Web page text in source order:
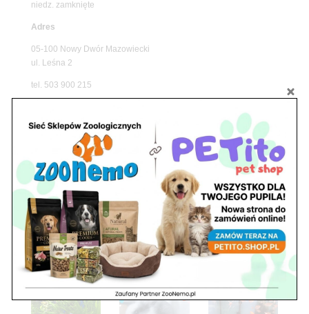
niedz. zamknięte
Adres
05-100 Nowy Dwór Mazowiecki
ul. Leśna 2
tel. 503 900 215
pon. – piąt. 10.00 – 19.00
sob. 8.00 – 15.00
niedz. zamknięte